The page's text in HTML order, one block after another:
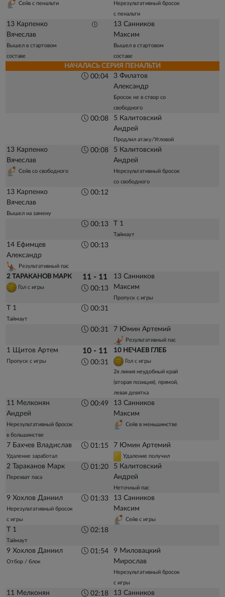
Сейв с пенальти
Нерезультативный бросок
с пенальти
13 Карпенко
Вячеслав
Вышел в стартовом
составе
13 Санников
Максим
Вышел в стартовом
составе
НАЧАЛАСЬ СЕРИЯ ПЕНАЛЬТИ
00:04
3 Филатов
Александр
Бросок не в створ со
свободного
00:08
5 Калитовский
Андрей
Продлил атаку/Угловой
13 Карпенко
Вячеслав
Сейв со свободного
00:08
5 Калитовский
Андрей
Нерезультативный бросок
со свободного
13 Карпенко
Вячеслав
Вышел на замену
00:12
00:13 Т 1
Таймаут
14 Ефимцев
Александр
Результативный пас
00:13
2 ТАРАКАНОВ МАРК
Гол с игры
11 - 11
00:13
13 Санников
Максим
Пропуск с игры
Т 1
Таймаут
00:31
00:31 7 Юмин Артемий
Результативный пас
1 Щитов Артем
Пропуск с игры
10 - 11
00:31
10 НЕЧАЕВ ГЛЕБ
Гол с игры
2я линия неудобный край
(вторая позиция), прямой,
левая девятка
11 Мелконян
Андрей
Нерезультативный бросок
в большинстве
00:49
13 Санников
Максим
Сейв в меньшинстве
7 Бахчев Владислав
Удаление заработал
01:15 7 Юмин Артемий
Удаление получил
2 Тараканов Марк
Перехват паса
01:20
5 Калитовский
Андрей
Неточный пас
9 Хохлов Даниил
Нерезультативный бросок
с игры
01:33
13 Санников
Максим
Сейв с игры
Т 1
Таймаут
02:18
9 Хохлов Даниил
Отбор / блок
01:54
9 Миловацкий
Мирослав
Нерезультативный бросок
с игры
11 Мелконян 02:18 13 Санников